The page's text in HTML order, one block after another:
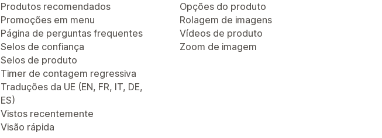
Produtos recomendados
Promoções em menu
Página de perguntas frequentes
Selos de confiança
Selos de produto
Timer de contagem regressiva
Traduções da UE (EN, FR, IT, DE,
ES)
Vistos recentemente
Visão rápida
Opções do produto
Rolagem de imagens
Vídeos de produto
Zoom de imagem